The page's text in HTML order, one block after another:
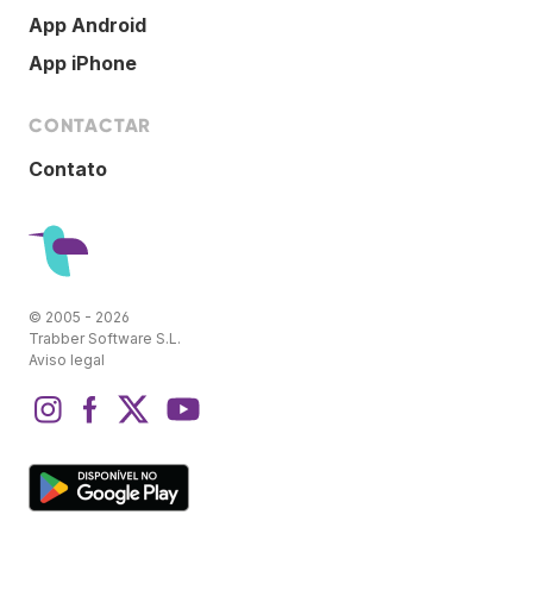
App Android
App iPhone
CONTACTAR
Contato
© 2005 - 2026
Trabber Software S.L.
Aviso legal